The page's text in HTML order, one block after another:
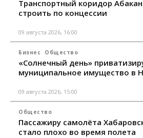
Транспортный коридор
строить по концессии
09 августа 2026, 16:00
Бизнес Общество
«Солнечный день»
муниципальное имущество в
09 августа 2026, 15:00
Общество
Пассажиру самолёта
стало плохо во время полета